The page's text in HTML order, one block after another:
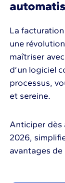
La
une
maîtriser
d’un logiciel
processus,
et sereine.
Anticiper dès
2026,
avantages